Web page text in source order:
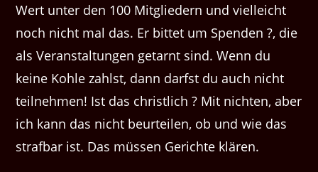
Wert unter den 100 Mitgliedern und vielleicht
noch nicht mal das. Er bittet um Spenden ?, die
als Veranstaltungen getarnt sind. Wenn du
keine Kohle zahlst, dann darfst du auch nicht
teilnehmen! Ist das christlich ? Mit nichten, aber
ich kann das nicht beurteilen, ob und wie das
strafbar ist. Das müssen Gerichte klären.